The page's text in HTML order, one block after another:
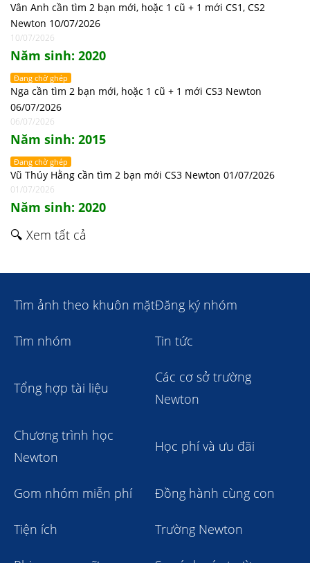
Vân Anh cần tìm 2 bạn mới, hoặc 1 cũ + 1 mới CS1, CS2
Newton 10/07/2026
10/07/2026
Năm sinh: 2020
Đang chờ ghép
Nga cần tìm 2 bạn mới, hoặc 1 cũ + 1 mới CS3 Newton
06/07/2026
06/07/2026
Năm sinh: 2015
Đang chờ ghép
Vũ Thúy Hằng cần tìm 2 bạn mới CS3 Newton 01/07/2026
01/07/2026
Năm sinh: 2020
🔍 Xem tất cả
Tìm ảnh theo khuôn mặtĐăng ký nhóm
Tìm nhóm Tin tức
Tổng hợp tài liệu
Các cơ sở trường
Newton
Chương trình học
Newton
Học phí và ưu đãi
Gom nhóm miễn phí Đồng hành cùng con
Tiện ích Trường Newton